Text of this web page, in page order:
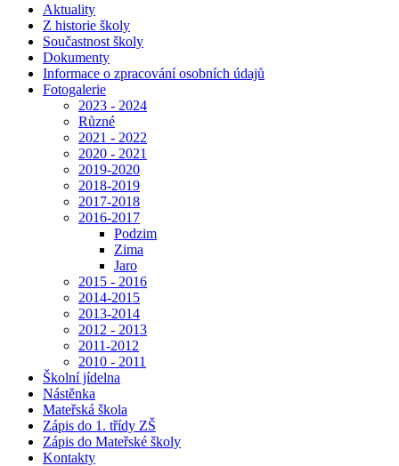
Aktuality
Z historie školy
Součastnost školy
Dokumenty
Informace o zpracování osobních údajů
Fotogalerie
2023 - 2024
Různé
2021 - 2022
2020 - 2021
2019-2020
2018-2019
2017-2018
2016-2017
Podzim
Zima
Jaro
2015 - 2016
2014-2015
2013-2014
2012 - 2013
2011-2012
2010 - 2011
Školní jídelna
Nástěnka
Mateřská škola
Zápis do 1. třídy ZŠ
Zápis do Mateřské školy
Kontakty